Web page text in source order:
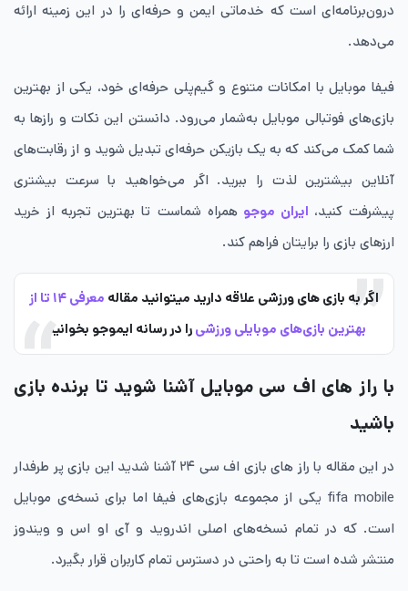
درون‌برنامه‌ای است که خدماتی ایمن و حرفه‌ای را در این زمینه ارائه
می‌دهد.
فیفا موبایل با امکانات متنوع و گیم‌پلی حرفه‌ای خود، یکی از بهترین
بازی‌های فوتبالی موبایل به‌شمار می‌رود. دانستن این نکات و رازها به
شما کمک می‌کند که به یک بازیکن حرفه‌ای تبدیل شوید و از رقابت‌های
آنلاین بیشترین لذت را ببرید. اگر می‌خواهید با سرعت بیشتری
پیشرفت کنید، ایران موجو همراه شماست تا بهترین تجربه از خرید
ارزهای بازی را برایتان فراهم کند.
اگر به بازی های ورزشی علاقه دارید میتوانید مقاله
معرفی ۱۴ تا از
بهترین بازی‌های موبایلی ورزشیرا در رسانه ایموجو بخوانید.
با راز های اف سی موبایل آشنا شوید تا برنده بازی
باشید
در این مقاله با راز های بازی اف سی ۲۴ آشنا شدید این بازی پر طرفدار
fifa mobile یکی از مجموعه بازی‌های فیفا اما برای نسخه‌ی موبایل
است. که در تمام نسخه‌های اصلی اندروید و آی او اس و ویندوز
منتشر شده است تا به راحتی در دسترس تمام کاربران قرار بگیرد.